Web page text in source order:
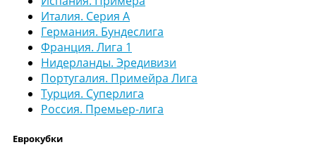
Италия. Серия А
Германия. Бундеслига
Франция. Лига 1
Нидерланды. Эредивизи
Португалия. Примейра Лига
Турция. Суперлига
Россия. Премьер-лига
Еврокубки